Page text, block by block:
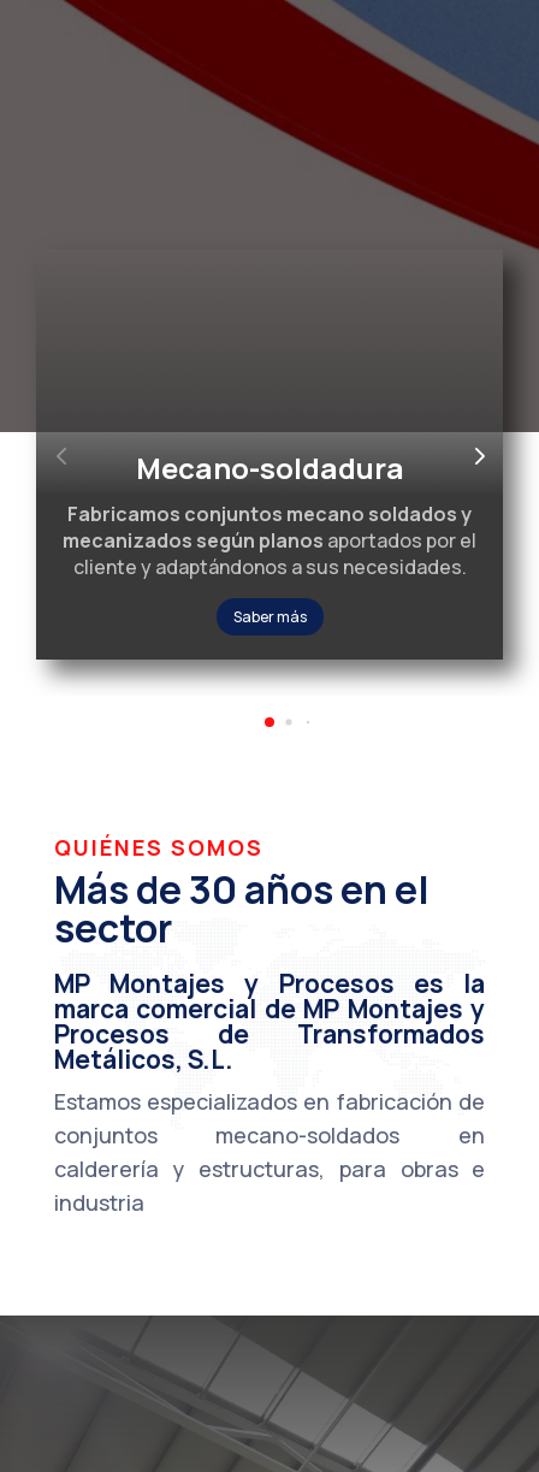
Mecano-soldadura
Fabricamos conjuntos mecano soldados y
mecanizados según planos aportados por el
cliente y adaptándonos a sus necesidades.
Saber más
QUIÉNES SOMOS
Más de 30 años en el
sector
MP Montajes y Procesos es la
marca comercial de MP Montajes y
Procesos de Transformados
Metálicos, S.L.
Estamos especializados en fabricación de
conjuntos mecano-soldados en
calderería y estructuras, para obras e
industria